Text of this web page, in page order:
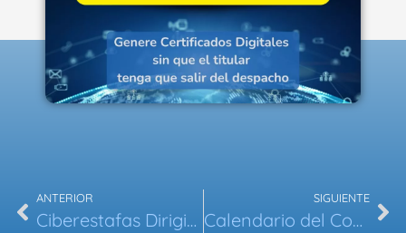
ANTERIOR
Ciberestafas Dirigidas a Asesores y Empresas: Una Amenaza Creciente
SIGUIENTE
Calendario del Contribuyente Febrero 2025